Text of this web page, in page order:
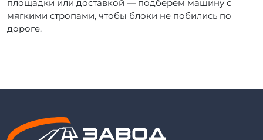
площадки или доставкой — подберем машину с
мягкими стропами, чтобы блоки не побились по
дороге.